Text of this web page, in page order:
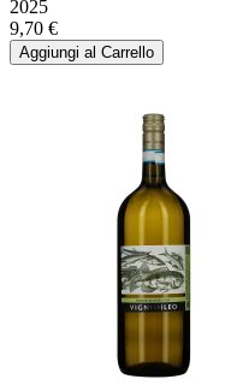
2025
9,70 €
Aggiungi al Carrello